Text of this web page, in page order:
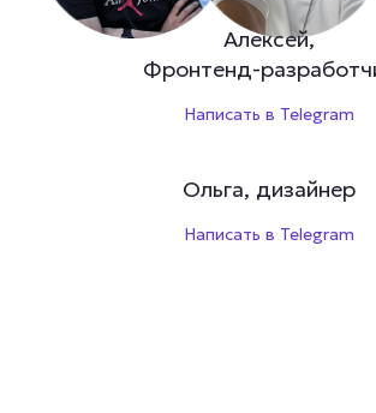
Алексей,
Фронтенд-
Написать в Telegram
Ольга, дизайнер
Написать в Telegram